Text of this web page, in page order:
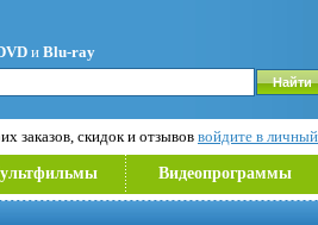
и Blu-ray
заказов, скидок и отзывов войдите в
Видеопрограммы